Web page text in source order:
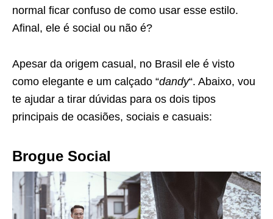
normal ficar confuso de como usar esse estilo.
Afinal, ele é social ou não é?
Apesar da origem casual, no Brasil ele é visto
como elegante e um calçado “dandy“. Abaixo, vou
te ajudar a tirar dúvidas para os dois tipos
principais de ocasiões, sociais e casuais:
Brogue Social